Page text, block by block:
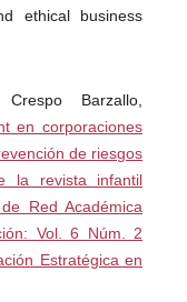
ethical business
studies. Journal of
E. (2005). Los
¿Lleva la
131 (6), 803-
elementos de las
109.
Barzallo,
en corporaciones
de riesgos
la revista infantil
Red Académica
Vol. 6 Núm. 2
Estratégica en